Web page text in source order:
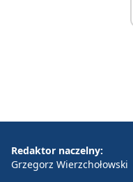
Redaktor naczelny:
Grzegorz Wierzchołowski